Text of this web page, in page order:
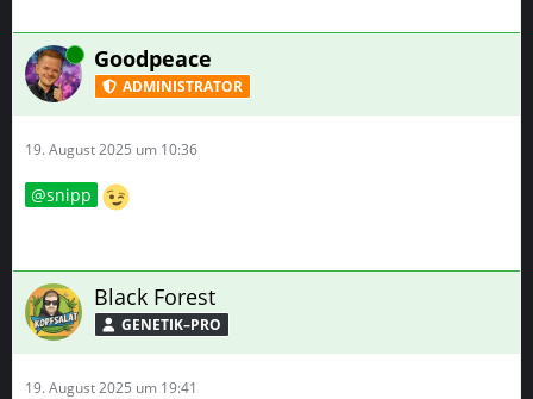
Online Goodpeace
ADMINISTRATOR
19. August 2025 um 10:36
snipp
Black Forest
GENETIK–PRO
19. August 2025 um 19:41